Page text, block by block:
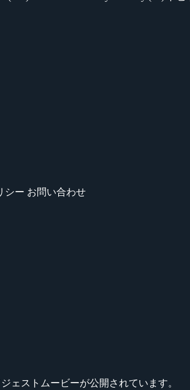
シー お問い合わせ
ェストムービーが公開されています。